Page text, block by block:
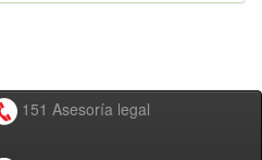
151 Asesoría legal